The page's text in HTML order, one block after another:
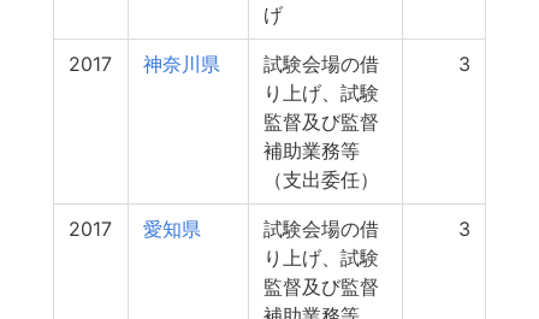
げ
2017 神奈川県
試験会場の借
り上げ、試験
監督及び監督
補助業務等
（支出委任）
3
2017 愛知県
試験会場の借
り上げ、試験
監督及び監督
3